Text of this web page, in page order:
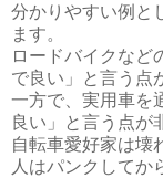
分かりやすい例と
ます。
ロードバイクなど
で良い」と言う点
一方で、実用車を
良い」と言う点が
自転車愛好家は壊
人はパンクしてか